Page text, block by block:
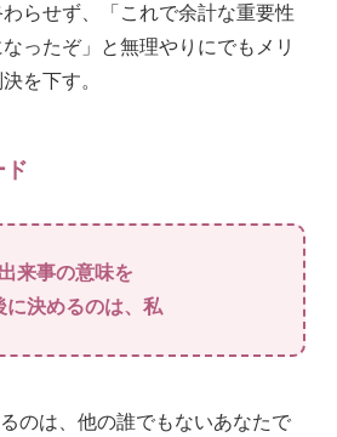
わらせず、「これで余計な重要性
ったぞ」と無理やりにでもメリ
を下す。
ド
出来事の意味を
に決めるのは、私
のは、他の誰でもないあなたで